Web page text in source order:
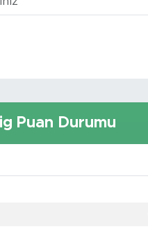
Puan Durumu